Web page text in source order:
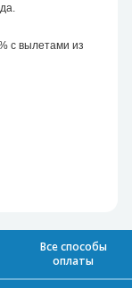
с вылетами из
Все способы
оплаты